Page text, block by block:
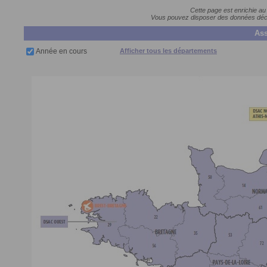
Cette page est enrichie
Vous pouvez disposer des données
Année en cours Afficher tous les départements